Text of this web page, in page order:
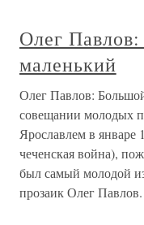
Олег
маленький
Олег Павлов:
совещании молодых
Ярославлем в январе
чеченская война),
был самый молодой
прозаик Олег Павлов.